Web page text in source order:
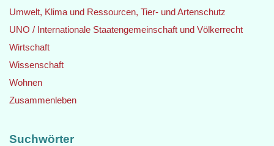
Umwelt, Klima und Ressourcen, Tier- und Artenschutz
UNO / Internationale Staatengemeinschaft und Völkerrecht
Wirtschaft
Wissenschaft
Wohnen
Zusammenleben
Suchwörter